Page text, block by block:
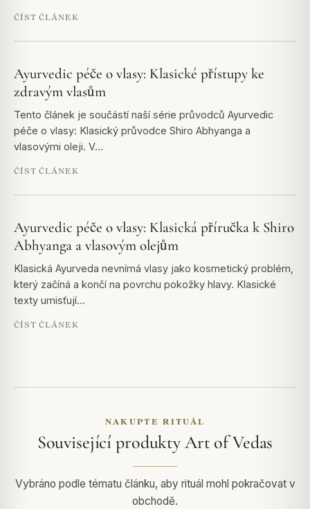
ČÍST ČLÁNEK
Ayurvedic péče o vlasy: Klasické přístupy ke
zdravým vlasům
Tento článek je součástí naší série průvodců Ayurvedic
péče o vlasy: Klasický průvodce Shiro Abhyanga a
vlasovými oleji. V…
ČÍST ČLÁNEK
Ayurvedic péče o vlasy: Klasická příručka k Shiro
Abhyanga a vlasovým olejům
Klasická Ayurveda nevnímá vlasy jako kosmetický problém,
který začíná a končí na povrchu pokožky hlavy. Klasické
texty umisťují…
ČÍST ČLÁNEK
NAKUPTE RITUÁL
Související produkty Art of Vedas
Vybráno podle tématu článku, aby rituál mohl pokračovat v
obchodě.